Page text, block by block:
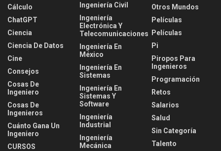
Cálculo
ChatGPT
Ciencia
Ciencia De Datos
Cine
Consejos
Cosas De
Ingeniero
Cosas De
Ingenieros
Cuánto Gana Un
Ingeniero
CURSOS
Ingeniería Civil
Ingeniería
Electrónica Y
Telecomunicaciones
Ingeniería En
México
Ingeniería En
Sistemas
Ingeniería En
Sistemas Y
Software
Ingeniería
Industrial
Ingeniería
Mecánica
Otros Mundos
Películas
Películas
Pi
Piropos Para
Ingenieros
Programación
Retos
Salarios
Salud
Sin Categoría
Talento